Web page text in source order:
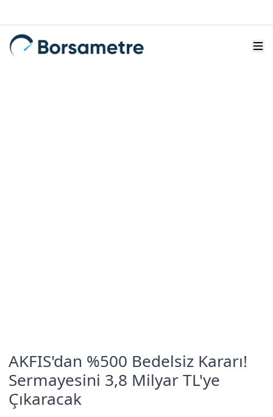
AKFIS'dan %500 Bedelsiz Kararı!
Sermayesini 3,8 Milyar TL'ye
Çıkaracak